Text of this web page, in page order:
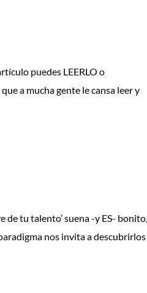
puedes LEERLO o
a mucha gente le cansa leer y
de tu talento’ suena -y ES- bonito,
nos invita a